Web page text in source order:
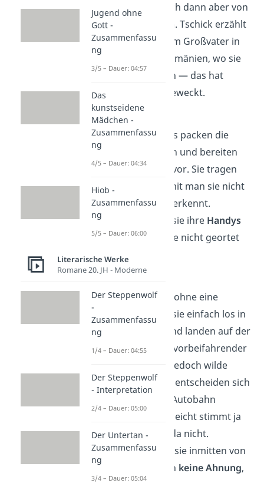
könnte. Er lässt sich dann aber von
Tschick
. Tschick erzählt
nämlich von seinem Großvater in
der Walachei in Rumänien, wo sie
hinfahren könnten — das hat
Maiks Interesse geweckt.
Kapitel 19
Um 4 Uhr Morgens packen die
beiden
ihre Sachen und bereiten
sich aufihre Tour vor. Sie tragen
falsche Bärte
, damit man sie nicht
als Minderjährige erkennt.
Außerdem lassen sie ihre Handys
zu Hause, damit sie nicht geortet
werden können.
Völlig planlos und ohne eine
Landkarte fahren sie einfach los in
Richtung Süden und landen auf der
Autobahn.Als ein vorbeifahrender
Autofahrer ihnen jedoch wilde
Handzeichen gibt, entscheiden sich
die Jungs von der Autobahn
abzufahren — vielleicht stimmt ja
etwas mit dem Lada nicht.
Schließlich stehen sie inmitten von
Feldern und haben keine Ahnung,
Jugend ohne
Gott -
Zusammenfassu
ng
3/5 – Dauer: 04:57
Das
kunstseidene
Mädchen -
Zusammenfassu
ng
4/5 – Dauer: 04:34
Hiob -
Zusammenfassu
ng
5/5 – Dauer: 06:00
Literarische Werke
Romane 20. JH - Moderne
Der Steppenwolf
-
Zusammenfassu
ng
1/4 – Dauer: 04:55
Der Steppenwolf
- Interpretation
2/4 – Dauer: 05:00
Der Untertan -
Zusammenfassu
ng
3/4 – Dauer: 05:04